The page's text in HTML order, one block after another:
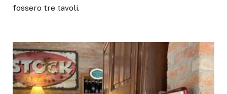
fossero tre tavoli.